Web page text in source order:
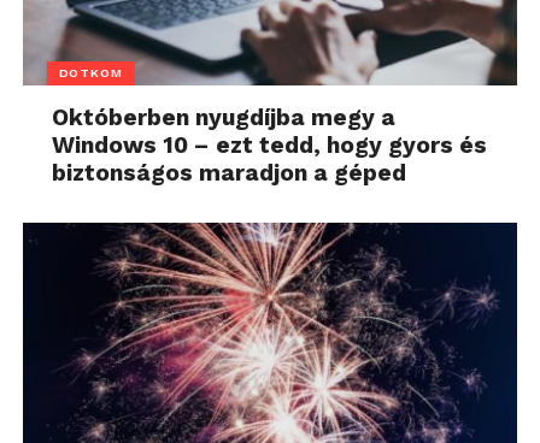
DOTKOM
Októberben nyugdíjba megy a
Windows 10 – ezt tedd, hogy gyors és
biztonságos maradjon a géped